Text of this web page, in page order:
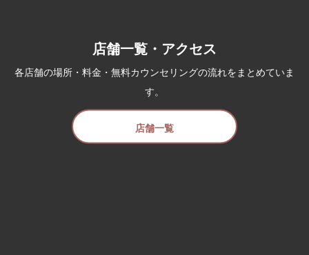
店舗一覧・アクセス
各店舗の場所・料金・無料カウンセリングの流れをまとめていま
す。
店舗一覧